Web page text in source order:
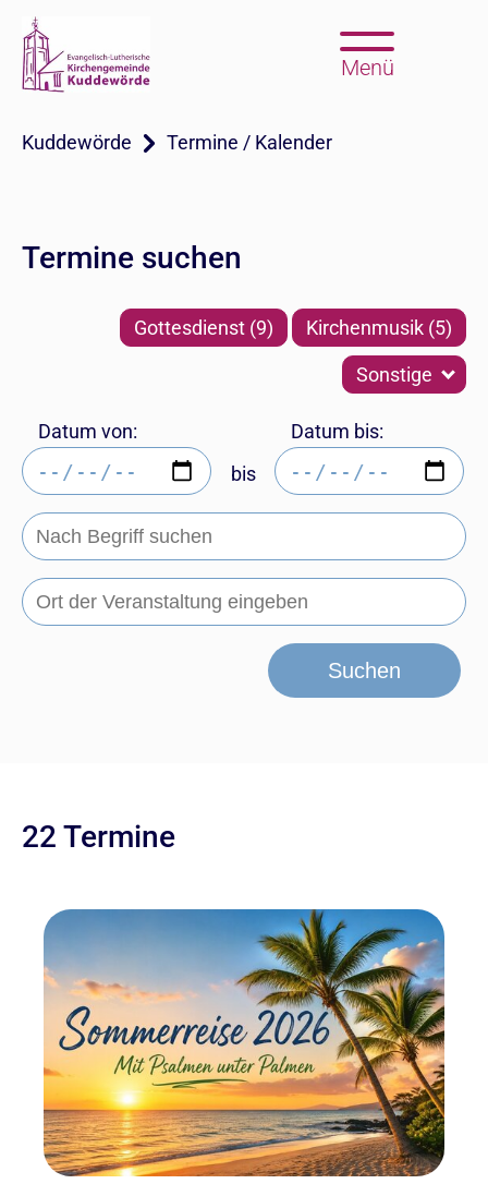
Menü
Kuddewörde Termine / Kalender
Termine suchen
Gottesdienst (9) Kirchenmusik (5)
Sonstige
Datum von:
bis
Datum bis:
Suchen
22 Termine